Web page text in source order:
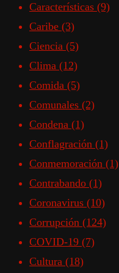
Características (9)
Caribe (3)
Ciencia (5)
Clima (12)
Comida (5)
Comunales (2)
Condena (1)
Conflagración (1)
Conmemoración (1)
Contrabando (1)
Coronavirus (10)
Corrupción (124)
COVID-19 (7)
Cultura (18)